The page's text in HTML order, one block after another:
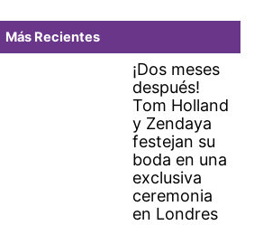
Más Recientes
¡Dos meses
después!
Tom Holland
y Zendaya
festejan su
boda en una
exclusiva
ceremonia
en Londres